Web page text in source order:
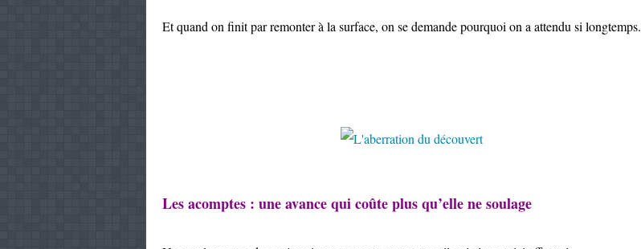
Et quand on finit par remonter à la surface, on se demande pourquoi on a attendu si longtemps.
Les acomptes : une avance qui coûte plus qu’elle ne soulage